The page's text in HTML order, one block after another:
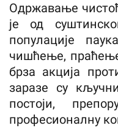
Одржавање
је од
популације
чишћење,
брза акција
заразе су
постоји,
професионалну